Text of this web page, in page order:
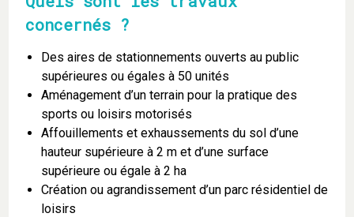
concernés ?
Des aires de stationnements ouverts au public
supérieures ou égales à 50 unités
Aménagement d’un terrain pour la pratique des
sports ou loisirs motorisés
Affouillements et exhaussements du sol d’une
hauteur supérieure à 2 m et d’une surface
supérieure ou égale à 2 ha
Création ou agrandissement d’un parc résidentiel de
loisirs